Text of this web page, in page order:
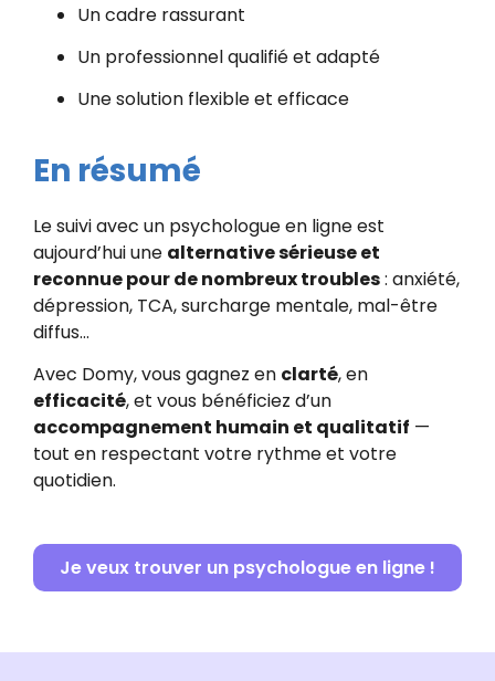
Un cadre rassurant
Un professionnel qualifié et adapté
Une solution flexible et efficace
En résumé
Le suivi avec un psychologue en ligne est
aujourd’hui une alternative sérieuse et
reconnue pour de nombreux troubles: anxiété,
dépression, TCA, surcharge mentale, mal-être
diffus…
Avec Domy, vous gagnez en clarté, en
efficacité, et vous bénéficiez d’un
accompagnement humain et qualitatif —
tout en respectant votre rythme et votre
quotidien.
Je veux trouver un psychologue en ligne !